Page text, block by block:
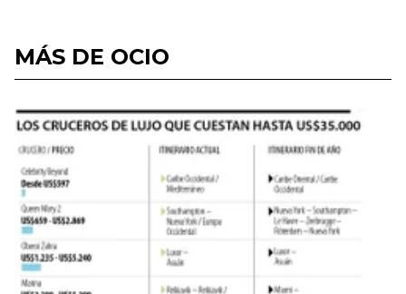
MÁS DE OCIO